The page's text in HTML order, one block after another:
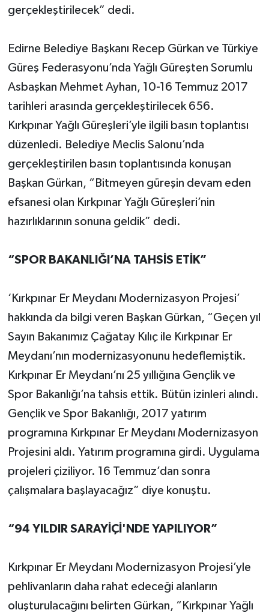
gerçekleştirilecek” dedi.
Edirne Belediye Başkanı Recep Gürkan ve Türkiye
Güreş Federasyonu’nda Yağlı Güreşten Sorumlu
Asbaşkan Mehmet Ayhan, 10-16 Temmuz 2017
tarihleri arasında gerçekleştirilecek 656.
Kırkpınar Yağlı Güreşleri’yle ilgili basın toplantısı
düzenledi. Belediye Meclis Salonu’nda
gerçekleştirilen basın toplantısında konuşan
Başkan Gürkan, “Bitmeyen güreşin devam eden
efsanesi olan Kırkpınar Yağlı Güreşleri’nin
hazırlıklarının sonuna geldik” dedi.
“SPOR BAKANLIĞI’NA TAHSİS ETİK”
‘Kırkpınar Er Meydanı Modernizasyon Projesi’
hakkında da bilgi veren Başkan Gürkan, “Geçen yıl
Sayın Bakanımız Çağatay Kılıç ile Kırkpınar Er
Meydanı’nın modernizasyonunu hedeflemiştik.
Kırkpınar Er Meydanı’nı 25 yıllığına Gençlik ve
Spor Bakanlığı’na tahsis ettik. Bütün izinleri alındı.
Gençlik ve Spor Bakanlığı, 2017 yatırım
programına Kırkpınar Er Meydanı Modernizasyon
Projesini aldı. Yatırım programına girdi. Uygulama
projeleri çiziliyor. 16 Temmuz’dan sonra
çalışmalara başlayacağız” diye konuştu.
“94 YILDIR SARAYİÇİ'NDE YAPILIYOR”
Kırkpınar Er Meydanı Modernizasyon Projesi’yle
pehlivanların daha rahat edeceği alanların
oluşturulacağını belirten Gürkan, “Kırkpınar Yağlı